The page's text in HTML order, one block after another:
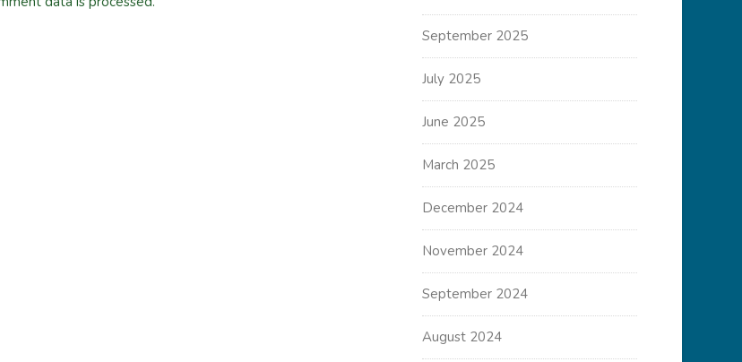
September 2025
July 2025
June 2025
March 2025
December 2024
November 2024
September 2024
August 2024